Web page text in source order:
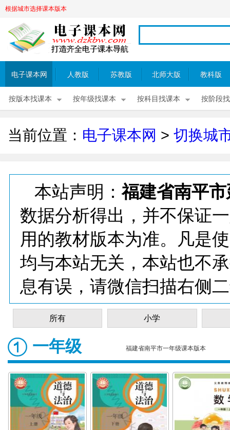
根据城市选择课本版本
电子课本网 人教版 苏教版 北师大版 教科版
按版本找课本 按年级找课本 按科目找课本 按阶段
当前位置： 电子课本网 > 切换城
本站声明：福建省南平
数据分析得出，并不保证
用的教材版本为准。凡是
均与本站无关，本站也不
息有误，请微信扫描右侧
所有 小学
一年级 福建省南平市一年级课本版本